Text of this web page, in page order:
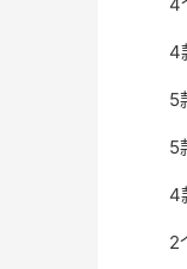
4
5
5
4
2